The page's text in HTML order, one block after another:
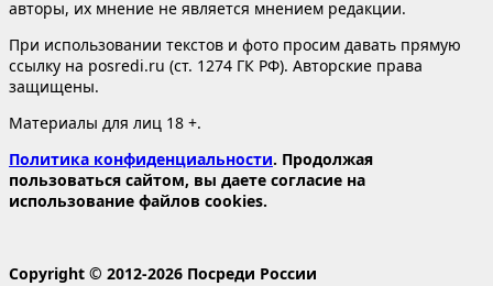
авторы, их мнение не является мнением редакции.
При использовании текстов и фото просим давать прямую
ссылку на posredi.ru (ст. 1274 ГК РФ). Авторские права
защищены.
Материалы для лиц 18 +.
Политика конфиденциальности. Продолжая
пользоваться сайтом, вы даете согласие на
использование файлов cookies.
Copyright © 2012-2026 Посреди России